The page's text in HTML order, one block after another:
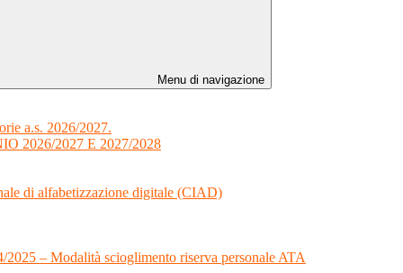
Menu di navigazione
a.s. 2026/2027.
2026/2027 E 2027/2028
di alfabetizzazione digitale (CIAD)
– Modalità scioglimento riserva personale ATA